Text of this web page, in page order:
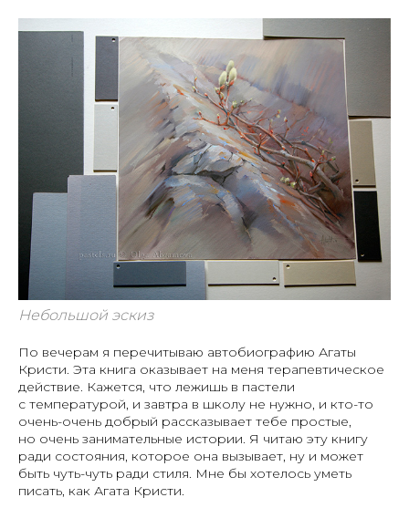
Небольшой эскиз
По вечерам я перечитываю автобиографию Агаты
Кристи. Эта книга оказывает на меня терапевтическое
действие. Кажется, что лежишь в пастели
с температурой, и завтра в школу не нужно, и кто-то
очень-очень добрый рассказывает тебе простые,
но очень занимательные истории. Я читаю эту книгу
ради состояния, которое она вызывает, ну и может
быть чуть-чуть ради стиля. Мне бы хотелось уметь
писать, как Агата Кристи.